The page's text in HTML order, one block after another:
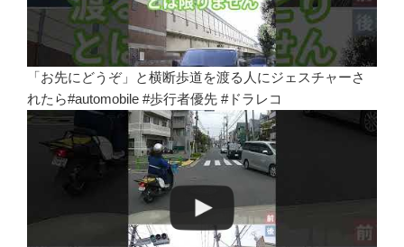
「お先にどうぞ」と横断歩道を渡る人にジェスチャーさ
れたら#automobile #歩行者優先 #ドラレコ